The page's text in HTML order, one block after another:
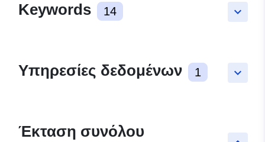
keyboard_arrow_down
Keywords 14
keyboard_arrow_down
Υπηρεσίες δεδομένων 1
Έκταση συνόλου